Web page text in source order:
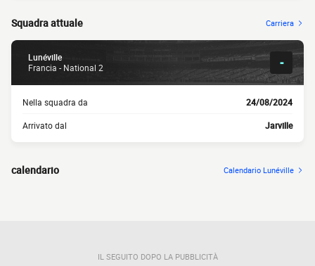
Squadra attuale Carriera
Lunéville
Francia - National 2
-
Nella squadra da 24/08/2024
Arrivato dal Jarville
calendario Calendario Lunéville
IL SEGUITO DOPO LA PUBBLICITÀ